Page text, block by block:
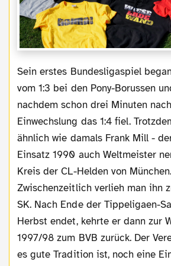
Sein erstes Bundesligaspiel begann beim Stande
vom 1:3 bei den Pony-Borussen
nachdem schon drei Minuten
Einwechslung das 1:4 fiel.
ähnlich wie damals Frank Mill -
Einsatz 1990 auch Weltmeister
Kreis der CL-Helden von München.
Zwischenzeitlich verlieh man ihn
SK. Nach Ende der Tippeligaen-
Herbst endet, kehrte er dann zur
1997/98 zum BVB zurück. Der
es gute Tradition ist, noch eine